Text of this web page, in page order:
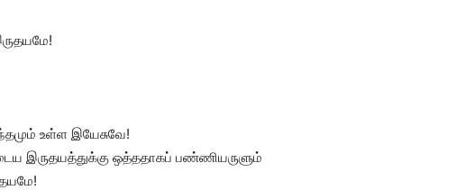
உள்ள இயேசுவே!
இருதயத்துக்கு ஒத்ததாகப் பண்ணியருளும்